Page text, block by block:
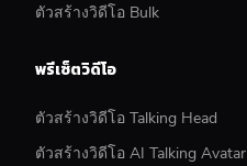
ตัวสร้างวิดีโอ Bulk
พรีเซ็ตวิดีโอ
ตัวสร้างวิดีโอ Talking Head
ตัวสร้างวิดีโอ AI Talking Avatar